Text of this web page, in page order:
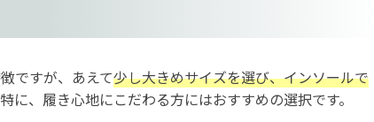
ですが、あえて少し大きめサイズを選び、インソールで
に、履き心地にこだわる方にはおすすめの選択です。